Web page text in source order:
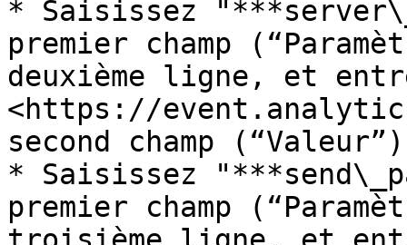
* Saisissez
premier champ
deuxième ligne, et
<https://
second champ (“Valeur”)
* Saisissez
premier champ